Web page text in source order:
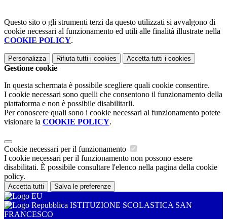
Questo sito o gli strumenti terzi da questo utilizzati si avvalgono di
cookie necessari al funzionamento ed utili alle finalità illustrate nella
COOKIE POLICY.
Personalizza Rifiuta tutti i cookies Accetta tutti i cookies
Gestione cookie
In questa schermata è possibile scegliere quali cookie consentire.
I cookie necessari sono quelli che consentono il funzionamento della
piattaforma e non è possibile disabilitarli.
Per conoscere quali sono i cookie necessari al funzionamento potete
visionare la COOKIE POLICY.
Cookie necessari per il funzionamento
I cookie necessari per il funzionamento non possono essere
disabilitati. È possibile consultare l'elenco nella pagina della cookie
policy.
Accetta tutti Salva le preferenze
ISTITUZIONE SCOLASTICA SAN
FRANCESCO